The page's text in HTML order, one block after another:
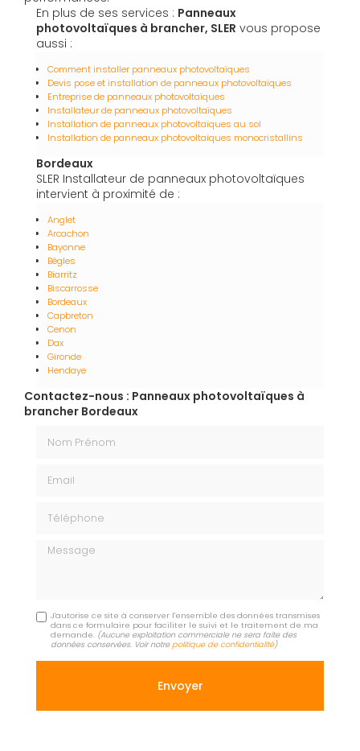
En plus de ses services : Panneaux
photovoltaïques à brancher, SLER vous propose
aussi :
Comment installer panneaux photovoltaïques
Devis pose et installation de panneaux photovoltaïques
Entreprise de panneaux photovoltaïques
Installateur de panneaux photovoltaïques
Installation de panneaux photovoltaïques au sol
Installation de panneaux photovoltaïques monocristallins
Bordeaux
SLER Installateur de panneaux photovoltaïques
intervient à proximité de :
Anglet
Arcachon
Bayonne
Bègles
Biarritz
Biscarrosse
Bordeaux
Capbreton
Cenon
Dax
Gironde
Hendaye
Contactez-nous : Panneaux photovoltaïques à
brancher Bordeaux
Message
J'autorise ce site à conserver l'ensemble des données transmises
dans ce formulaire pour faciliter le suivi et le traitement de ma
demande. (Aucune exploitation commerciale ne sera faite des
données conservées. Voir notrepolitique de confidentialité)